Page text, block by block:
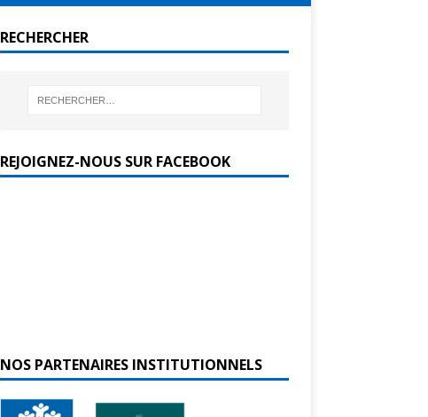
RECHERCHER
REJOIGNEZ-NOUS SUR FACEBOOK
NOS PARTENAIRES INSTITUTIONNELS